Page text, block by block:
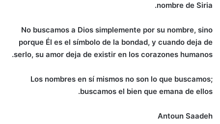
nombre de Siria.
No buscamos a Dios simplemente por su nombre, sino
porque Él es el símbolo de la bondad, y cuando deja de
serlo, su amor deja de existir en los corazones humanos.
Los nombres en sí mismos no son lo que buscamos;
buscamos el bien que emana de ellos.
Antoun Saadeh